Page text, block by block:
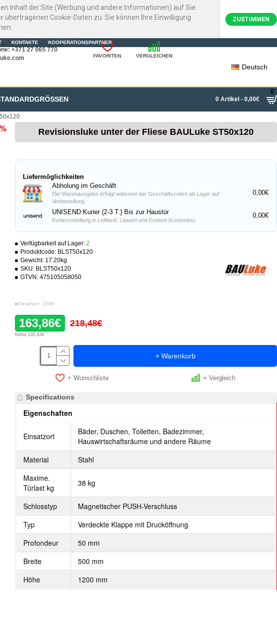
Inhalt der Site (Werbung und andere Informationen) auf Sie
Cookie-Daten zu. Sie können Ihre Einwilligung
ZUSTIMMEN
KONTAKTE KOOPERATIONSPARTNER
number: +371 22720007
+371 27 065 770
FAVORITEN VERGLEICHEN
Deutsch
0 Artikel - 0,00€
0
Revisionsluke unter der Fliese BAULuke ST50x120
Verfügbarkeit auf Lager: 2
Produktcode: BLST50x120
Gewicht: 17.20kg
SKU: BLST50x120
GTVN: 475105058050
Gesehen: 1699
163,86€ 218,48€
Netto 135,42€
Liefermöglichkeiten
Abholung im Geschäft
Die Warenausgabe erfolgt während der Geschäftszeiten ab Lager auf
Vorbestellung.
0,00€
UNISEND Kurier (2-3 T.) Bis zur Haustür
Kurierzustellung in Lettland, Litauen und Estland (kostenlos)
0,00€
+ Warenkorb
+ Wunschliste + Vergleich
Specifications
Eigenschaften
Einsatzort
Bäder, Duschen, Toiletten, Badezimmer,
Hauswirtschaftsräume und andere Räume
Material
Stahl
Maxime.
Türlast kg
38 kg
Schlosstyp
Magnetischer PUSH-Verschluss
Typ
Verdeckte Klappe mit Drucköffnung
Profondeur
50 mm
Breite
500 mm
Höhe
1200 mm